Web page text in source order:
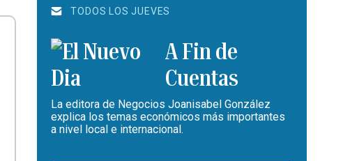
TODOS LOS JUEVES
A Fin de
Cuentas
La editora de Negocios Joanisabel González
explica los temas económicos más importantes
a nivel local e internacional.